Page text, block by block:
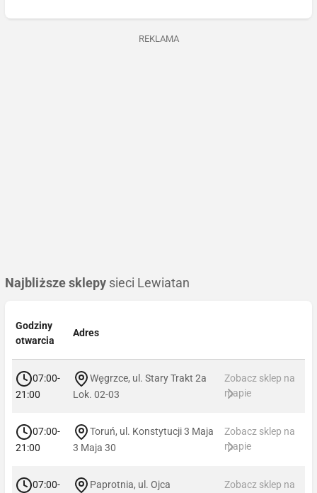
REKLAMA
Najbliższe sklepy sieci Lewiatan
Godziny
otwarcia
Adres
07:00-
21:00
Węgrzce, ul. Stary Trakt 2a
Lok. 02-03
Zobacz sklep na
mapie
07:00-
21:00
Toruń, ul. Konstytucji 3 Maja
3 Maja 30
Zobacz sklep na
mapie
07:00- Paprotnia, ul. Ojca Zobacz sklep na